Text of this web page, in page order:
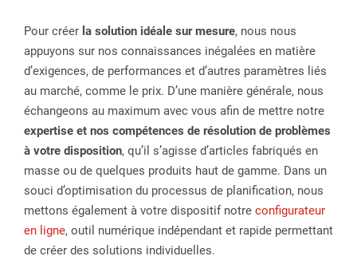
Pour créer la solution idéale sur mesure, nous nous
appuyons sur nos connaissances inégalées en matière
d’exigences, de performances et d’autres paramètres liés
au marché, comme le prix. D’une manière générale, nous
échangeons au maximum avec vous afin de mettre notre
expertise et nos compétences de résolution de problèmes
à votre disposition, qu’il s’agisse d’articles fabriqués en
masse ou de quelques produits haut de gamme. Dans un
souci d’optimisation du processus de planification, nous
mettons également à votre dispositif notre configurateur
en ligne, outil numérique indépendant et rapide permettant
de créer des solutions individuelles.